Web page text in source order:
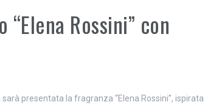
Rossini” con
presentata la fragranza “Elena Rossini”, ispirata